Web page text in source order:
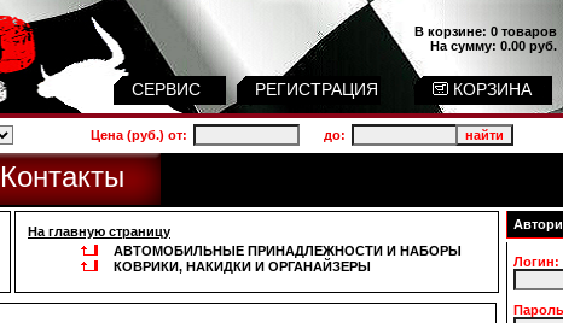
В корзине: 0 товаров
На сумму: 0.00 руб.
СЕРВИС РЕГИСТРАЦИЯ КОРЗИНА
Цена (руб.) от: до:
Контакты
На главную страницу
АВТОМОБИЛЬНЫЕ ПРИНАДЛЕЖНОСТИ И НАБОРЫ
КОВРИКИ, НАКИДКИ И ОРГАНАЙЗЕРЫ
Логин: